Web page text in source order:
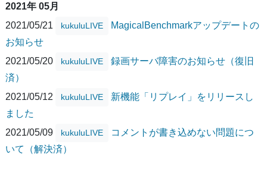
2021年 05月
2021/05/21
kukuluLIVE
MagicalBenchmarkアップデートの
お知らせ
2021/05/20
kukuluLIVE
録画サーバ障害のお知らせ（復旧
済）
2021/05/12
kukuluLIVE
新機能「リプレイ」をリリースし
ました
2021/05/09
kukuluLIVE
コメントが書き込めない問題につ
いて（解決済）